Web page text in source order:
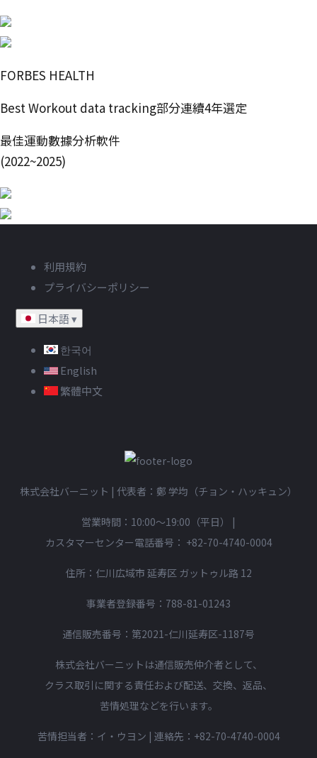
FORBES HEALTH
Best Workout data tracking部分連續4年選定
最佳運動數據分析軟件
(2022~2025)
利用規約
プライバシーポリシー
日本語▾
한국어
English
繁體中文
株式会社バーニット | 代表者：鄭 学均（チョン・ハッキュン）
営業時間：10:00〜19:00（平日）
|
カスタマーセンター電話番号： +82-70-4740-0004
住所：仁川広域市 延寿区 ガットゥル路 12
事業者登録番号：788-81-01243
通信販売番号：第2021-仁川延寿区-1187号
株式会社バーニットは通信販売仲介者として、
クラス取引に関する責任および配送、交換、返品、
苦情処理などを行います。
苦情担当者：イ・ウヨン | 連絡先： +82-70-4740-0004